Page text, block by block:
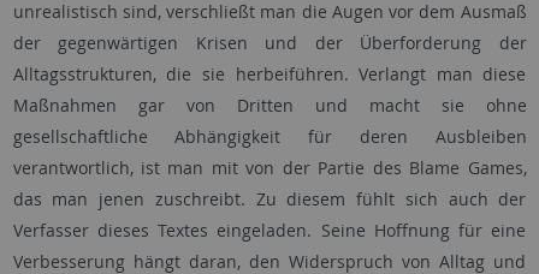
unrealistisch sind, verschließt man die Augen vor dem Ausmaß
der gegenwärtigen Krisen und der Überforderung der
Alltagsstrukturen, die sie herbeiführen. Verlangt man diese
Maßnahmen gar von Dritten und macht sie ohne
gesellschaftliche Abhängigkeit für deren Ausbleiben
verantwortlich, ist man mit von der Partie des Blame Games,
das man jenen zuschreibt. Zu diesem fühlt sich auch der
Verfasser dieses Textes eingeladen. Seine Hoffnung für eine
Verbesserung hängt daran, den Widerspruch von Alltag und